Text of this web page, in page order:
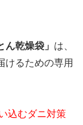
ん乾燥袋」 は、
けるための専用
込むダニ対策